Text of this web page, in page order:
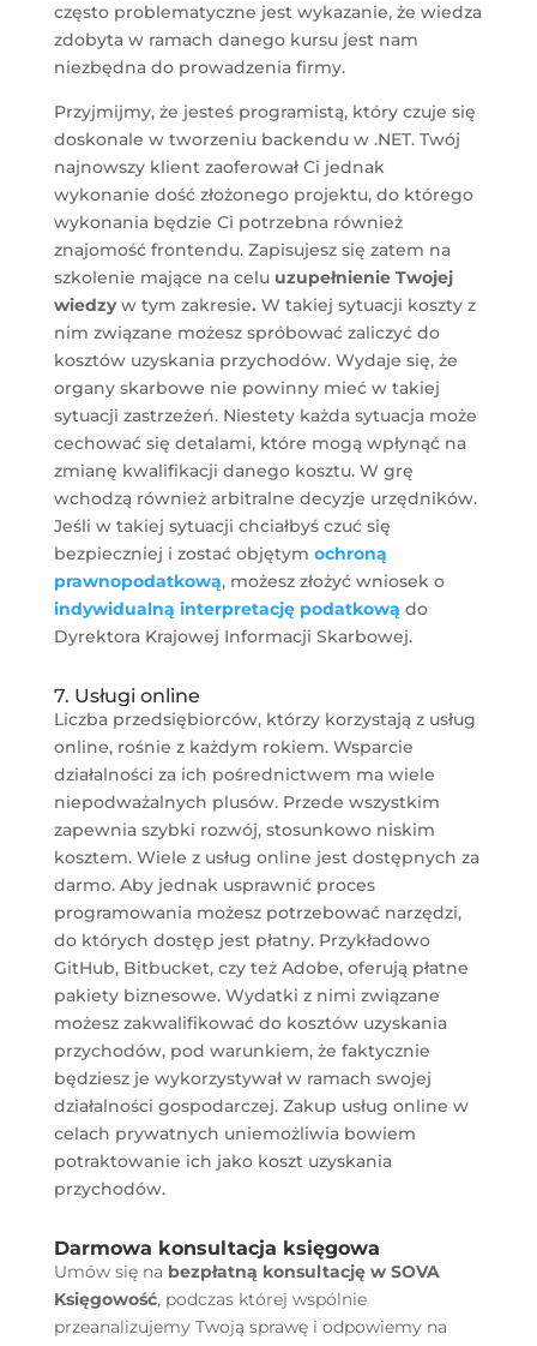
często problematyczne jest wykazanie, że wiedza
zdobyta w ramach danego kursu jest nam
niezbędna do prowadzenia firmy.
Przyjmijmy, że jesteś programistą, który czuje się
doskonale w tworzeniu backendu w .NET. Twój
najnowszy klient zaoferował Ci jednak
wykonanie dość złożonego projektu, do którego
wykonania będzie Ci potrzebna również
znajomość frontendu. Zapisujesz się zatem na
szkolenie mające na celu uzupełnienie Twojej
wiedzyw tym zakresie. W takiej sytuacji koszty z
nim związane możesz spróbować zaliczyć do
kosztów uzyskania przychodów. Wydaje się, że
organy skarbowe nie powinny mieć w takiej
sytuacji zastrzeżeń. Niestety każda sytuacja może
cechować się detalami, które mogą wpłynąć na
zmianę kwalifikacji danego kosztu. W grę
wchodzą również arbitralne decyzje urzędników.
Jeśli w takiej sytuacji chciałbyś czuć się
bezpieczniej i zostać objętym ochroną
prawnopodatkową, możesz złożyć wniosek o
indywidualną interpretację podatkową do
Dyrektora Krajowej Informacji Skarbowej.
7. Usługi online
Liczba przedsiębiorców, którzy korzystają z usług
online, rośnie z każdym rokiem. Wsparcie
działalności za ich pośrednictwem ma wiele
niepodważalnych plusów. Przede wszystkim
zapewnia szybki rozwój, stosunkowo niskim
kosztem. Wiele z usług online jest dostępnych za
darmo. Aby jednak usprawnić proces
programowania możesz potrzebować narzędzi,
do których dostęp jest płatny. Przykładowo
GitHub, Bitbucket, czy też Adobe, oferują płatne
pakiety biznesowe. Wydatki z nimi związane
możesz zakwalifikować do kosztów uzyskania
przychodów, pod warunkiem, że faktycznie
będziesz je wykorzystywał w ramach swojej
działalności gospodarczej. Zakup usług online w
celach prywatnych uniemożliwia bowiem
potraktowanie ich jako koszt uzyskania
przychodów.
Darmowa konsultacja księgowa
Umów się na bezpłatną konsultację w SOVA
Księgowość, podczas której wspólnie
przeanalizujemy Twoją sprawę i odpowiemy na